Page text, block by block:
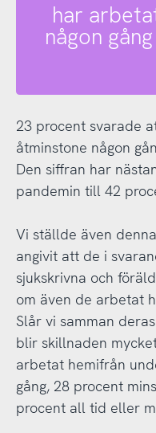
har
någon
23 procent svarade
åtminstone någon
Den siffran har
pandemin till 42
Vi ställde även
angivit att de i
sjukskrivna och
om även de arbetat
Slår vi samman
blir skillnaden
arbetat hemifrån
gång, 28 procent
procent all tid eller